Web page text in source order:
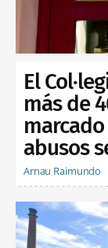
El
más de
abusos
Arnau Raimundo